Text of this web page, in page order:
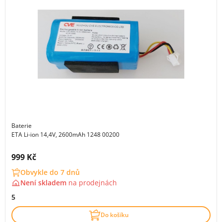
Baterie
ETA Li-ion 14,4V, 2600mAh 1248 00200
Cena s DPH:
999 Kč
Obvykle do 7 dnů
Není skladem na prodejnách
5
Do košíku